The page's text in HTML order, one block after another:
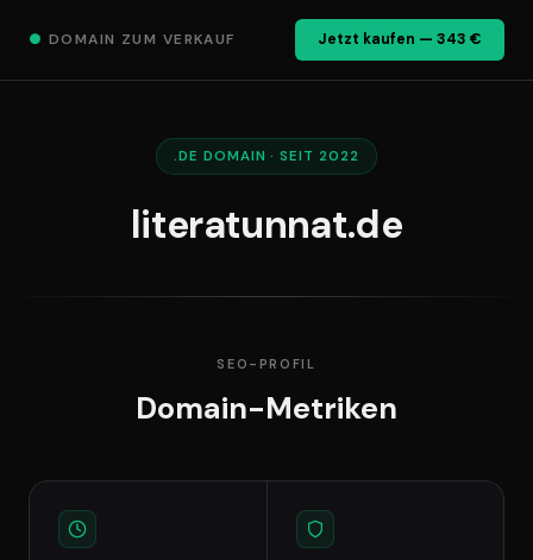
● DOMAIN ZUM VERKAUF Jetzt kaufen — 343 €
.DE DOMAIN · SEIT 2022
literatunnat.de
SEO-PROFIL
Domain-Metriken